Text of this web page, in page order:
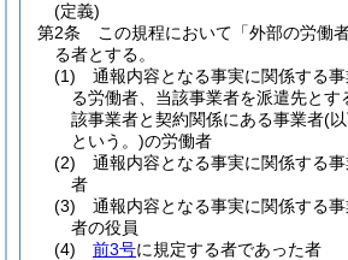
(定義)
第2条
この規程において「外部の労働
る者とする。
(1)
通報内容となる事実に関係する
る労働者、当該事業者を派遣先とす
該事業者と契約関係にある事業者(
という。)の労働者
(2)
通報内容となる事実に関係する
者
(3)
通報内容となる事実に関係する
者の役員
(4)
前3号に規定する者であった者